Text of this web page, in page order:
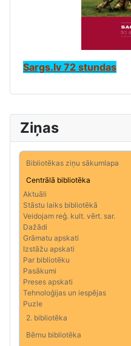
Ziņas
Bibliotēkas ziņu sākumlapa
Centrālā bibliotēka
Aktuāli
Stāstu laiks bibliotēkā
Veidojam reģ. kult. vērt. sar.
Dažādi
Grāmatu apskati
Izstāžu apskati
Par bibliotēku
Pasākumi
Preses apskati
Tehnoloģijas un iespējas
Puzle
2. bibliotēka
Bērnu bibliotēka
Sargs.lv 72 stundas